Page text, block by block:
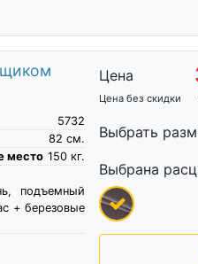
5732
см.
82
место
кг.
150
подъемный
+ березовые
Цена
Цена без скидки
Выбрать
Выбрана